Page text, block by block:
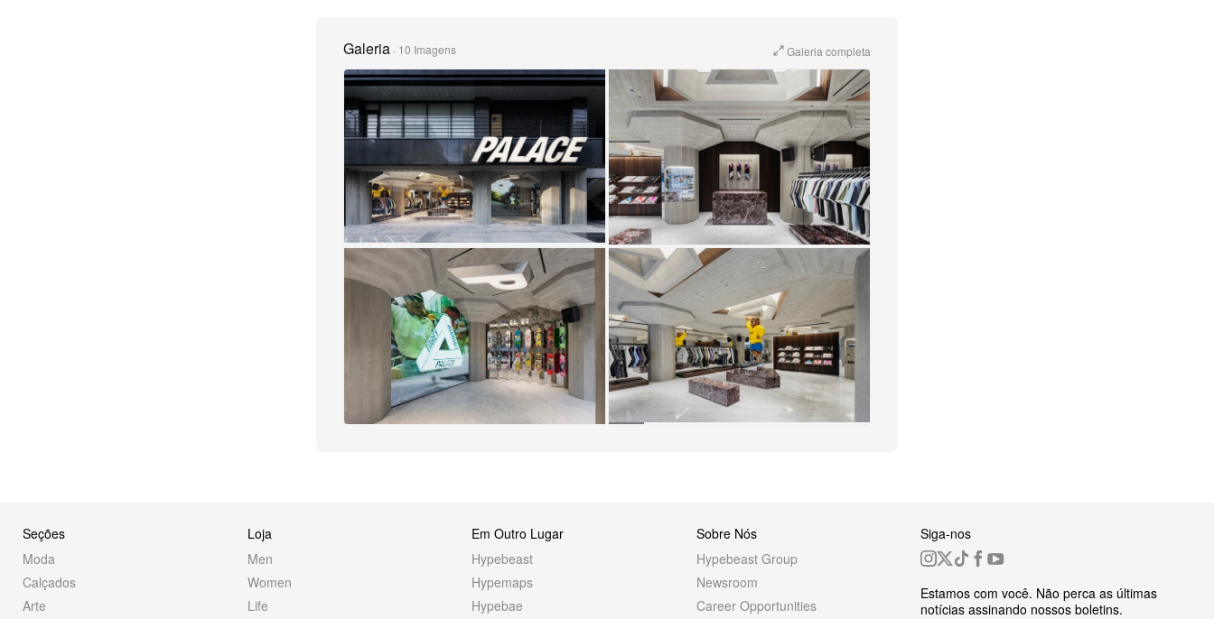
Galeria · 10 Imagens Galeria completa
Seções
Moda
Calçados
Arte
Loja
Men
Women
Life
Em Outro Lugar
Hypebeast
Hypemaps
Hypebae
Sobre Nós
Hypebeast Group
Newsroom
Career Opportunities
Siga-nos
Estamos com você. Não perca as últimas
notícias assinando nossos boletins.